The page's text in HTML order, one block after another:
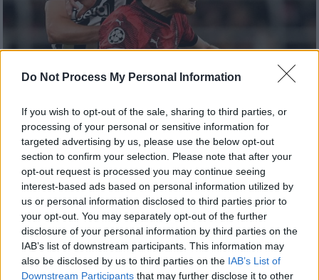
Do Not Process My Personal Information
If you wish to opt-out of the sale, sharing to third parties, or
processing of your personal or sensitive information for
targeted advertising by us, please use the below opt-out
section to confirm your selection. Please note that after your
opt-out request is processed you may continue seeing
interest-based ads based on personal information utilized by
us or personal information disclosed to third parties prior to
your opt-out. You may separately opt-out of the further
disclosure of your personal information by third parties on the
IAB’s list of downstream participants. This information may
also be disclosed by us to third parties on the IAB’s List of
Downstream Participants that may further disclose it to other
Αθλητισμός|19.09.2023 21:59
Champions League: Χωρίς νικητή το
Μίλαν - Νιούκαστλ, δυσκολεύτηκε αλλά
πέρασε απ' την έδρα της Γιουνγκ Μπόις
η Λειψία
Ισόπαλο 0-0 έληξε το ματς της Μίλαν με τη
Νιούκαστλ, ενώ η Λειψία επικράτησε 3-1
εκτός έδρας της Γιουνγκ Μπόις